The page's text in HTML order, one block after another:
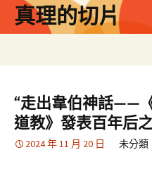
真理的切片
“走出韋伯神話——
道教》發表百年后
2024 年 11 月 20 日 未分類